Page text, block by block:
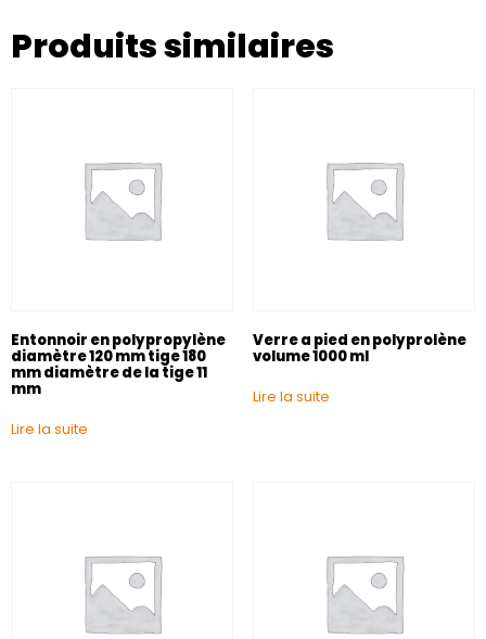
Produits similaires
Entonnoir en polypropylène
diamètre 120 mm tige 180
mm diamètre de la tige 11
mm
Lire la suite
Verre a pied en polyprolène
volume 1000 ml
Lire la suite